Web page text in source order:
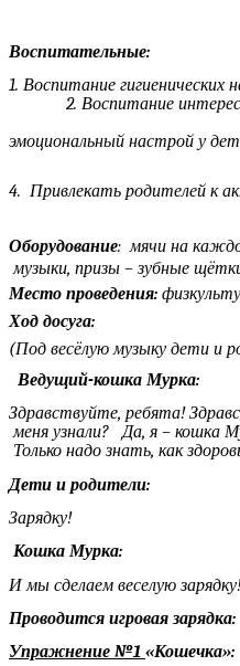
Воспитательные:
1.
2. Воспитание
3.
4. Привлекать родителей к
Оборудование: мячи на
музыки, призы – зубные
Место проведения:
Ход досуга:
(Под весёлую музыку дети и
Ведущий-кошка Мурка:
Здравствуйте,
меня узнали? Да,
Только надо
Дети и родители:
Зарядку!
Кошка Мурка:
И мы сделаем веселую зарядку!
Проводится игровая зарядка:
Упражнение №1 «Кошечка»: